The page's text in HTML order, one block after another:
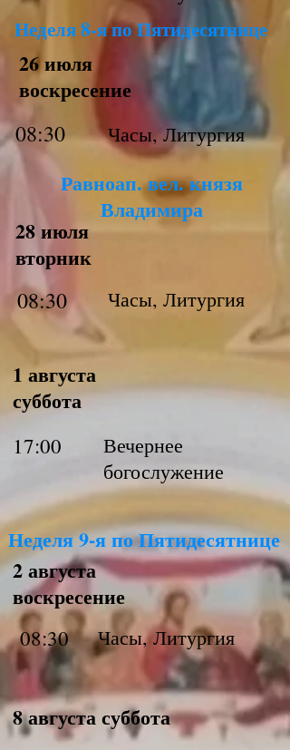
Неделя 8-я по Пятидесятнице
26 июля
воскресение
08:30 Часы, Литургия
28 июля
вторник
Равноап. вел. князя
Владимира
08:30 Часы, Литургия
1 августа
суббота
17:00
Вечернее
богослужение
Неделя 9-я по Пятидесятнице
2 августа
воскресение
08:30 Часы, Литургия
8 августа суббота